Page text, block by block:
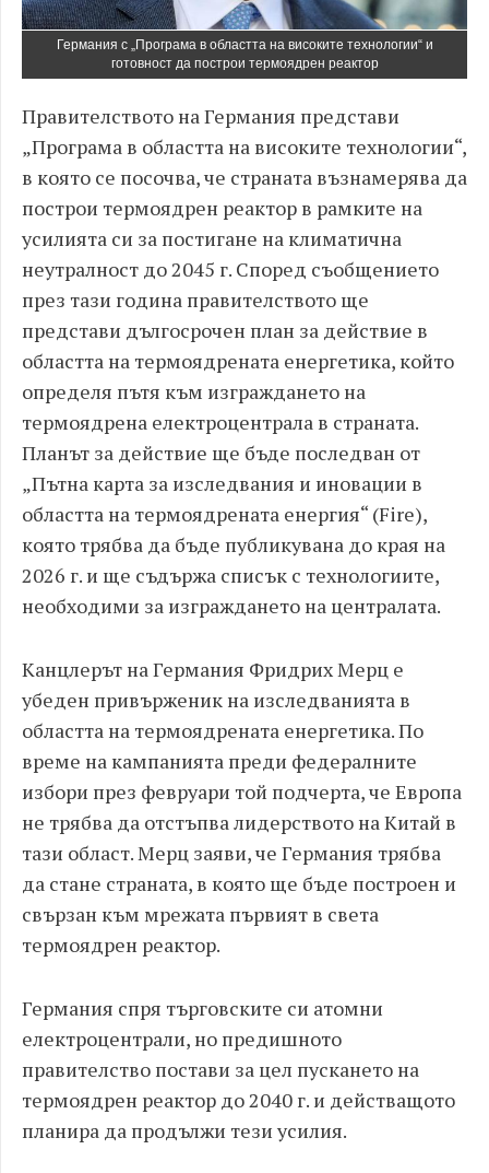
Германия с „Програма в областта на високите технологии“ и
готовност да построи термоядрен реактор
Правителството на Германия представи
„Програма в областта на високите технологии“,
в която се посочва, че страната възнамерява да
построи термоядрен реактор в рамките на
усилията си за постигане на климатична
неутралност до 2045 г. Според съобщението
през тази година правителството ще
представи дългосрочен план за действие в
областта на термоядрената енергетика, който
определя пътя към изграждането на
термоядрена електроцентрала в страната.
Планът за действие ще бъде последван от
„Пътна карта за изследвания и иновации в
областта на термоядрената енергия“ (Fire),
която трябва да бъде публикувана до края на
2026 г. и ще съдържа списък с технологиите,
необходими за изграждането на централата.
Канцлерът на Германия Фридрих Мерц е
убеден привърженик на изследванията в
областта на термоядрената енергетика. По
време на кампанията преди федералните
избори през февруари той подчерта, че Европа
не трябва да отстъпва лидерството на Китай в
тази област. Мерц заяви, че Германия трябва
да стане страната, в която ще бъде построен и
свързан към мрежата първият в света
термоядрен реактор.
Германия спря търговските си атомни
електроцентрали, но предишното
правителство постави за цел пускането на
термоядрен реактор до 2040 г. и действащото
планира да продължи тези усилия.